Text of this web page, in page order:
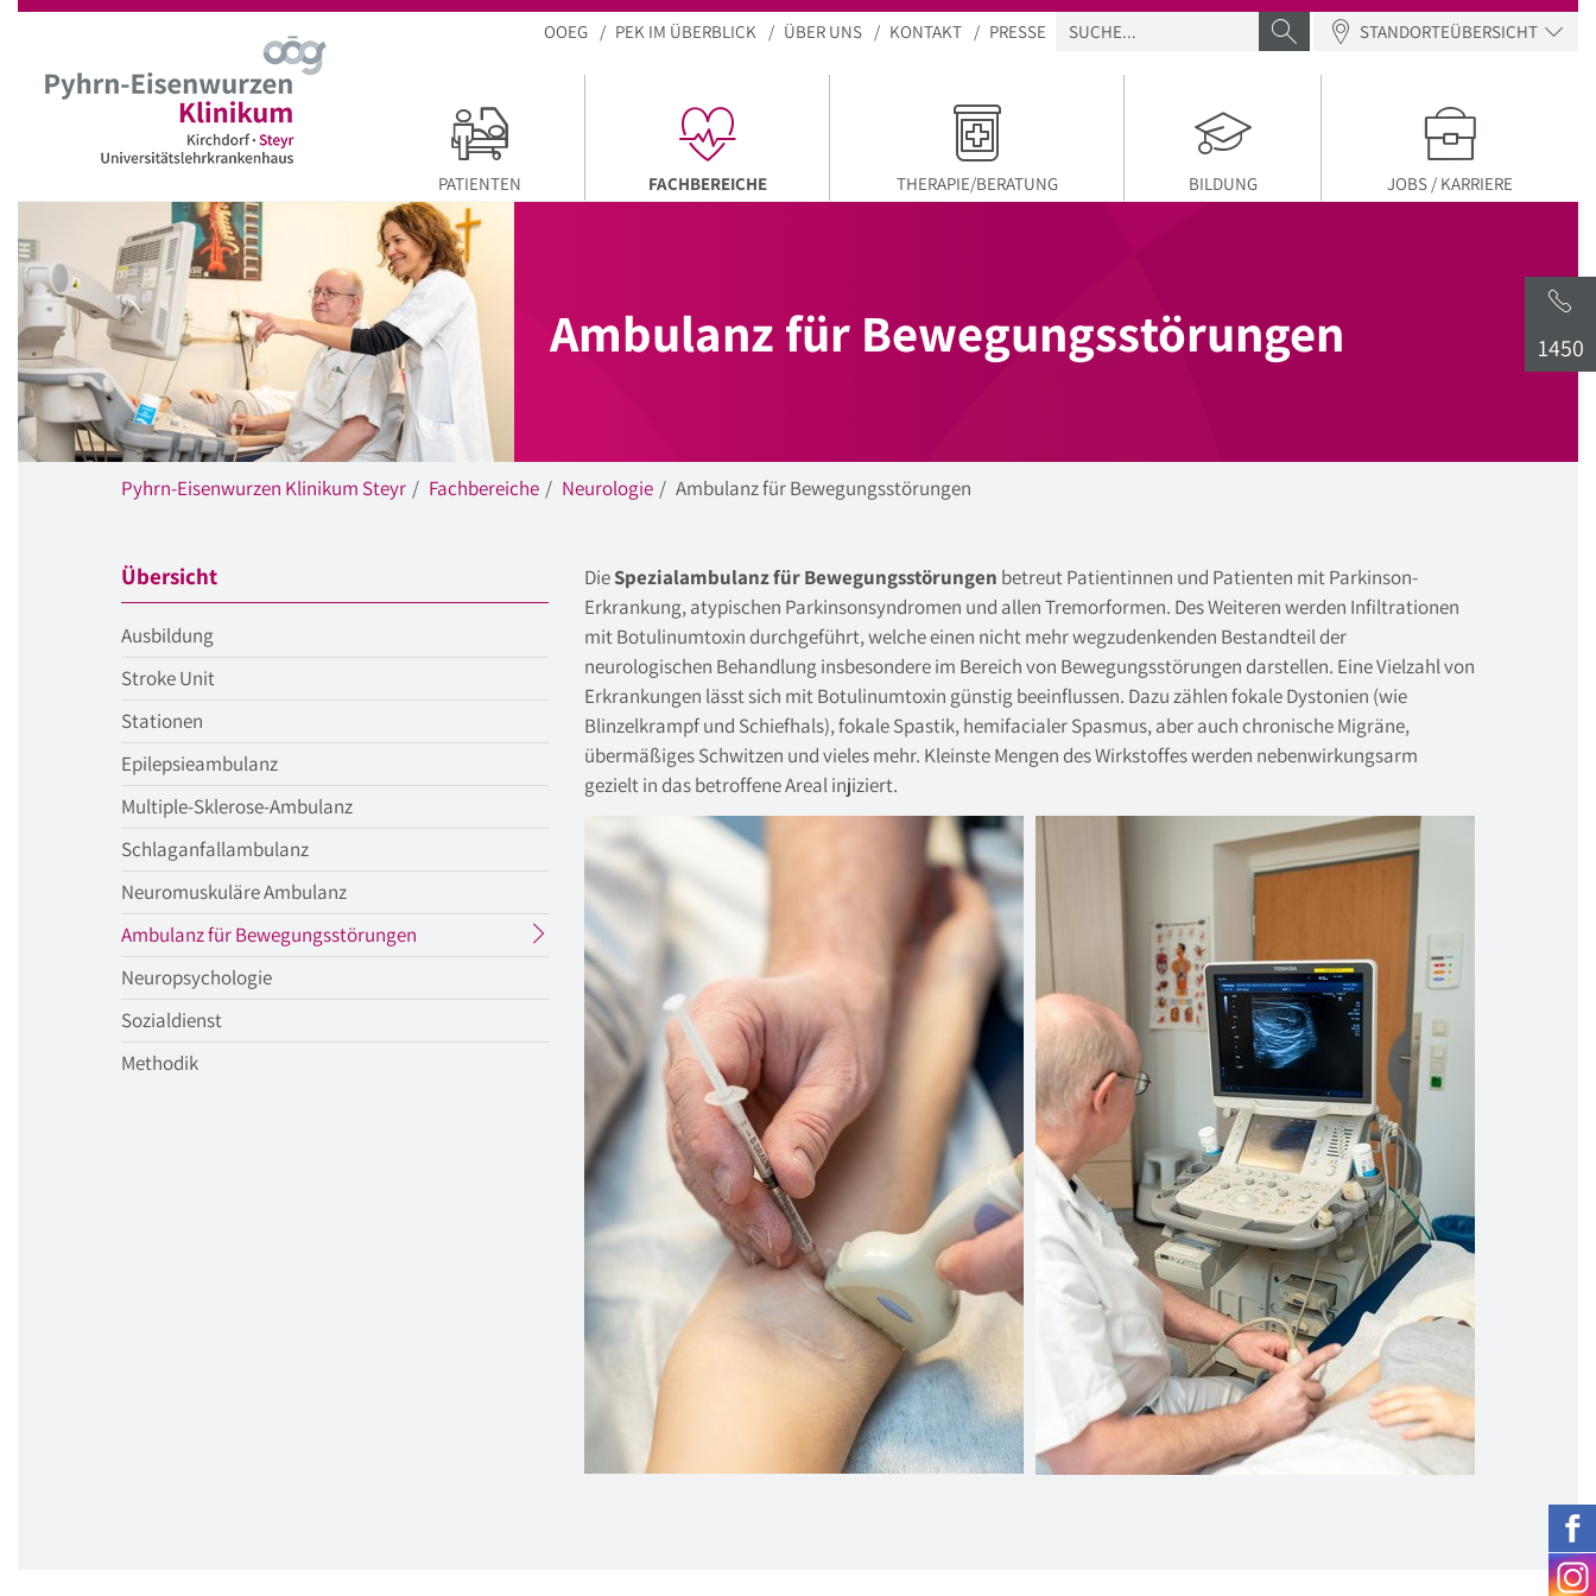
1450
OOEG PEK IM ÜBERBLICK ÜBER UNS KONTAKT PRESSE SUCHE SUCHE ABSENDEN
STANDORTEÜBERSICHT
PATIENTEN FACHBEREICHEAKTUELLER MENÜPUNKTTHERAPIE/BERATUNG BILDUNG JOBS / KARRIERE
Ambulanz für Bewegungsstörungen
Pyhrn-Eisenwurzen Klinikum Steyr Fachbereiche Neurologie Ambulanz für Bewegungsstörungen
Übersicht
Ausbildung
Stroke Unit
Stationen
Epilepsieambulanz
Multiple-Sklerose-Ambulanz
Schlaganfallambulanz
Neuromuskuläre Ambulanz
Ambulanz für Bewegungsstörungen
Menüpunkt
Neuropsychologie
Sozialdienst
Methodik
DieSpezialambulanz für Bewegungsstörungen betreut Patientinnen und Patienten mit Parkinson-
Erkrankung, atypischen Parkinsonsyndromen und allen Tremorformen. Des Weiteren werden Infiltrationen
mit Botulinumtoxin durchgeführt, welche einen nicht mehr wegzudenkenden Bestandteil der
neurologischen Behandlung insbesondere im Bereich von Bewegungsstörungen darstellen. Eine Vielzahl von
Erkrankungen lässt sich mit Botulinumtoxin günstig beeinflussen. Dazu zählen fokale Dystonien (wie
Blinzelkrampf und Schiefhals), fokale Spastik, hemifacialer Spasmus, aber auch chronische Migräne,
übermäßiges Schwitzen und vieles mehr. Kleinste Mengen des Wirkstoffes werden nebenwirkungsarm
gezielt in das betroffene Areal injiziert.